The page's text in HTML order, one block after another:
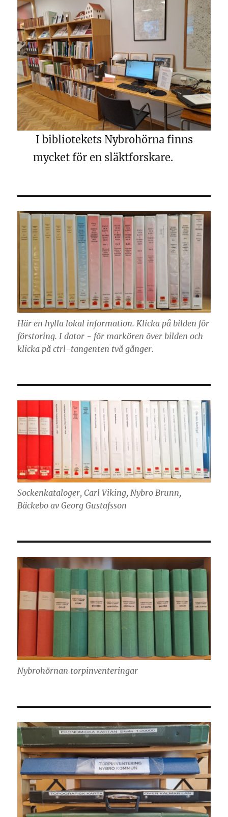
I bibliotekets Nybrohörna finns
mycket för en släktforskare.
Här en hylla lokal information. Klicka på bilden för
förstoring. I dator - för markören över bilden och
klicka på ctrl-tangenten två gånger.
Sockenkataloger, Carl Viking, Nybro Brunn,
Bäckebo av Georg Gustafsson
Nybrohörnan torpinventeringar